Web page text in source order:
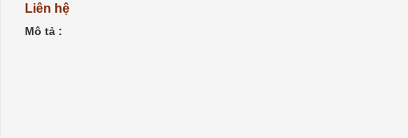
Liên hệ
Mô tả :